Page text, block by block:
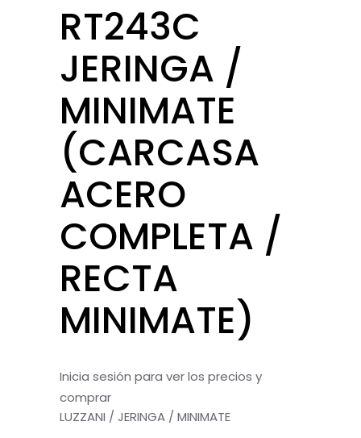
RT243C
JERINGA /
MINIMATE
(CARCASA
ACERO
COMPLETA /
RECTA
MINIMATE)
Inicia sesión para ver los precios y
comprar
LUZZANI / JERINGA / MINIMATE